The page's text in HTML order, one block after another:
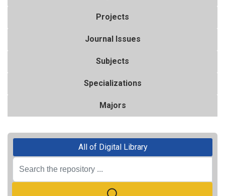
Projects
Journal Issues
Subjects
Specializations
Majors
All of Digital Library